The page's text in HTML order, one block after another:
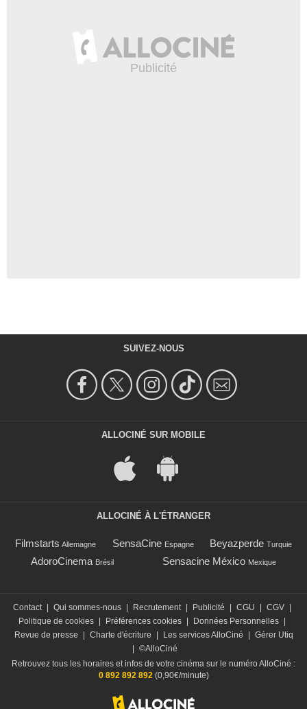
SUIVEZ-NOUS
ALLOCINÉ SUR MOBILE
ALLOCINÉ À L'ÉTRANGER
Filmstarts Allemagne SensaCine Espagne Beyazperde Turquie
AdoroCinema Brésil Sensacine México Mexique
Contact Qui sommes-nous Recrutement Publicité CGU CGV
Politique de cookies
Préférences cookies Données Personnelles
Revue de presse
Charte d'écriture Les services AlloCiné
Gérer Utiq
©AlloCiné
Retrouvez tous les horaires et infos de votre cinéma sur le numéro AlloCiné :
0 892 892 892(0,90€/minute)